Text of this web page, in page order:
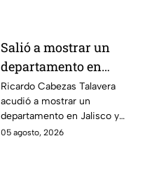
Salió a mostrar un
departamento en
Zapopan y no volvió a
casa: Buscan a Ricardo
Cabezas Talavera en
Jalisco
Ricardo Cabezas Talavera
acudió a mostrar un
departamento en Jalisco y
después desapareció;
05 agosto, 2026